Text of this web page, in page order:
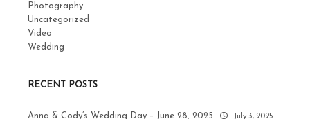
Photography
Uncategorized
Video
Wedding
RECENT POSTS
Anna & Cody’s Wedding Day – June 28, 2025 July 3, 2025